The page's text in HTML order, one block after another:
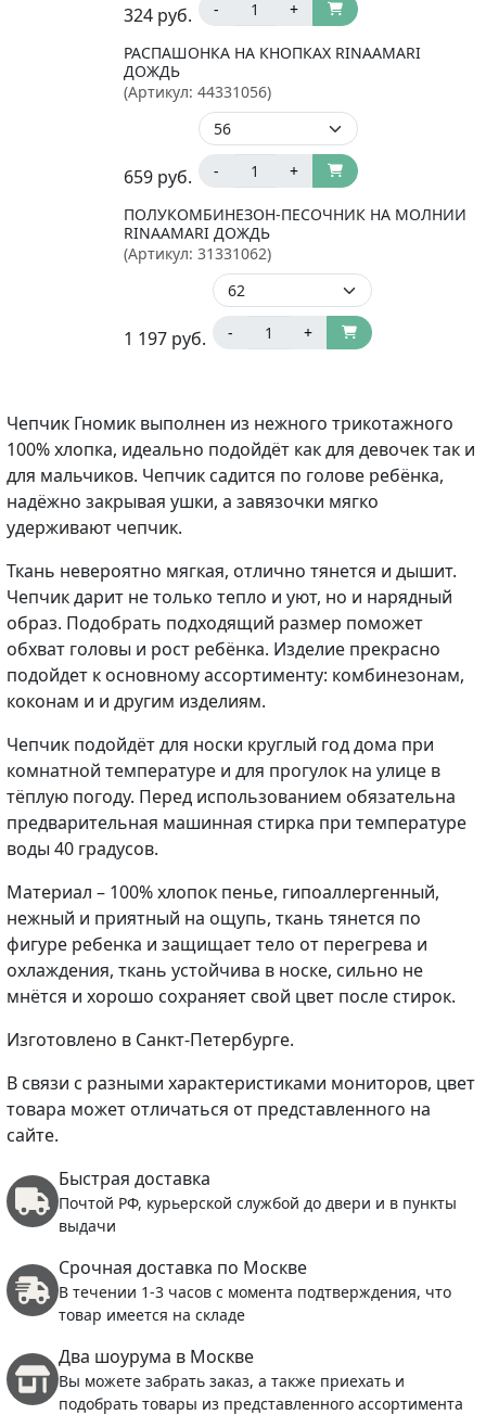
324 руб. - +
РАСПАШОНКА НА КНОПКАХ RINAAMARI
ДОЖДЬ
(Артикул: 44331056)
659 руб. - +
ПОЛУКОМБИНЕЗОН-ПЕСОЧНИК НА МОЛНИИ
RINAAMARI ДОЖДЬ
(Артикул: 31331062)
1 197 руб. - +
Чепчик Гномик выполнен из нежного трикотажного
100% хлопка, идеально подойдёт как для девочек так и
для мальчиков. Чепчик садится по голове ребёнка,
надёжно закрывая ушки, а завязочки мягко
удерживают чепчик.
Ткань невероятно мягкая, отлично тянется и дышит.
Чепчик дарит не только тепло и уют, но и нарядный
образ. Подобрать подходящий размер поможет
обхват головы и рост ребёнка. Изделие прекрасно
подойдет к основному ассортименту: комбинезонам,
коконам и и другим изделиям.
Чепчик подойдёт для носки круглый год дома при
комнатной температуре и для прогулок на улице в
тёплую погоду. Перед использованием обязательна
предварительная машинная стирка при температуре
воды 40 градусов.
Материал – 100% хлопок пенье, гипоаллергенный,
нежный и приятный на ощупь, ткань тянется по
фигуре ребенка и защищает тело от перегрева и
охлаждения, ткань устойчива в носке, сильно не
мнётся и хорошо сохраняет свой цвет после стирок.
Изготовлено в Санкт-Петербурге.
В связи с разными характеристиками мониторов, цвет
товара может отличаться от представленного на
сайте.
Быстрая доставка
Почтой РФ, курьерской службой до двери и в пункты
выдачи
Срочная доставка по Москве
В течении 1-3 часов с момента подтверждения, что
товар имеется на складе
Два шоурума в Москве
Вы можете забрать заказ, а также приехать и
подобрать товары из представленного ассортимента